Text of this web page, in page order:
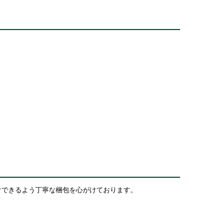
きるよう丁寧な梱包を心がけております。